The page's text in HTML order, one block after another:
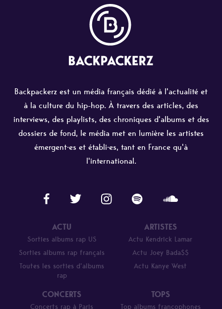
Backpackerz est un média français dédié à l'actualité et
à la culture du hip-hop. À travers des articles, des
interviews, des playlists, des chroniques d'albums et des
dossiers de fond, le média met en lumière les artistes
émergent·es et établi·es, tant en France qu'à
l'international.
ACTU
Sorties albums rap US
Sorties albums rap français
Toutes les sorties d’albums
rap
ARTISTES
Actu Kendrick Lamar
Actu Joey Bada$$
Actu Kanye West
CONCERTS
Concerts rap à Paris
TOPS
Top albums francophones